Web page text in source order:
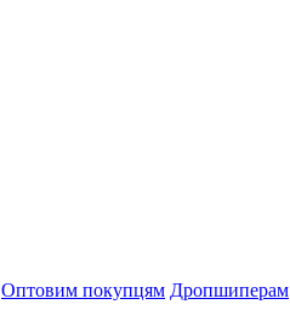
Оптовим покупцям Дропшиперам